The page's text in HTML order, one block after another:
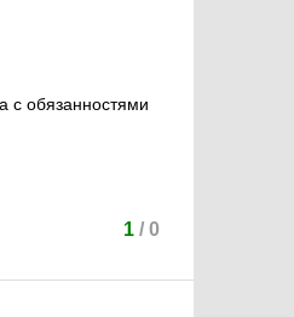
с обязанностями
1/ 0